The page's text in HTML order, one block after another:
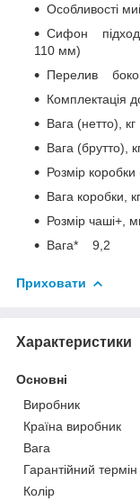
Особливості
Сифон
110 мм)
Перелив
Комплектація
Вага (нетто),
Вага (брутто),
Розмір
Вага коробки,
Розмір
Вага* 9,2
Приховати
Характеристики
Основні
Виробник
Країна виробник
Вага
Гарантійний термін
Колір